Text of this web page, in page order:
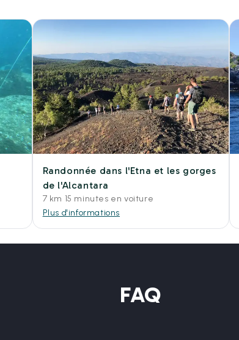
Randonnée dans l'Etna et les gorges
de l'Alcantara
7 km 15 minutes en voiture
Plus d'informations
FAQ